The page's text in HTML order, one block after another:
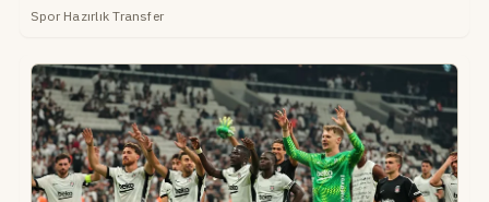
Spor Hazırlık Transfer